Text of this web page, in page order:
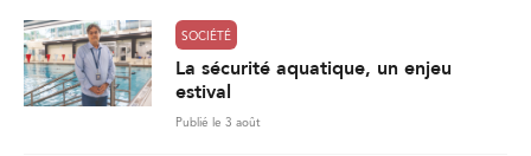
SOCIÉTÉ
La sécurité aquatique, un enjeu
estival
Publié le 3 août